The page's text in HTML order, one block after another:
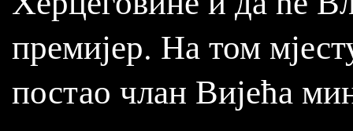
премијер. На том
постао члан Вијећа